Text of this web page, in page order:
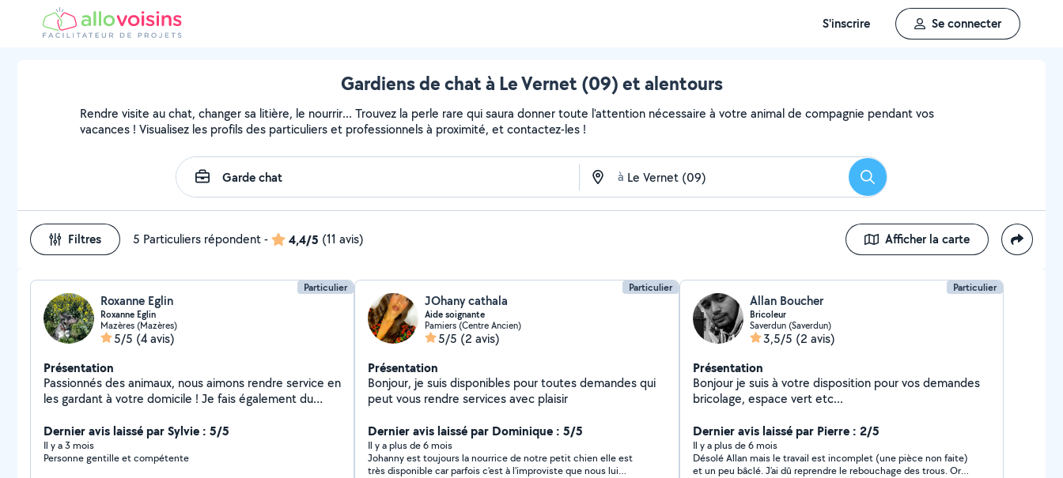
S'inscrire Se connecter
Gardiens de chat à Le Vernet (09) et alentours
Rendre visite au chat, changer sa litière, le nourrir... Trouvez la perle rare qui saura donner toute l'attention nécessaire à votre animal de compagnie pendant vos
vacances ! Visualisez les profils des particuliers et professionnels à proximité, et contactez-les !
à Rechercher
Filtres 5 Particuliers répondent- 4,4/5 (11 avis) Afficher la carte
Particulier
Roxanne Eglin
Roxanne Eglin
Mazères (Mazères)
5/5 (4 avis)
Présentation
Passionnés des animaux, nous aimons rendre service en
les gardant à votre domicile ! Je fais également du
Dernier avis laissé par Sylvie : 5/5
Il y a 3 mois
Personne gentille et compétente
Particulier
JOhany cathala
Aide soignante
Pamiers (Centre Ancien)
5/5 (2 avis)
Présentation
Bonjour, je suis disponibles pour toutes demandes qui
peut vous rendre services avec plaisir
Dernier avis laissé par Dominique : 5/5
Il y a plus de 6 mois
Johanny est toujours la nourrice de notre petit chien elle est
très disponible car parfois c'est à l'improviste que nous lui
Particulier
Allan Boucher
Bricoleur
Saverdun (Saverdun)
3,5/5 (2 avis)
Présentation
Bonjour je suis à votre disposition pour vos demandes
bricolage, espace vert etc...
Dernier avis laissé par Pierre : 2/5
Il y a plus de 6 mois
Désolé Allan mais le travail est incomplet (une pièce non faite)
et un peu bâclé. J’ai dû reprendre le rebouchage des trous. Or